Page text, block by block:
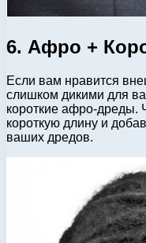
6. Афро +
Если вам нравится
слишком дикими для
короткие афро-дреды.
короткую длину и
ваших дредов.